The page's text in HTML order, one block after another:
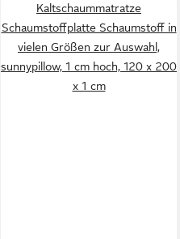
Kaltschaummatratze
Schaumstoffplatte Schaumstoff in
vielen Größen zur Auswahl,
sunnypillow, 1 cm hoch, 120 x 200
x 1 cm